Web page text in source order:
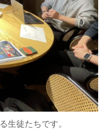
生徒たちです。